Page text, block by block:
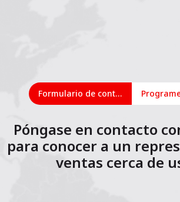
Formulario de contacto
Póngase en contacto
para conocer a un
ventas cerca de